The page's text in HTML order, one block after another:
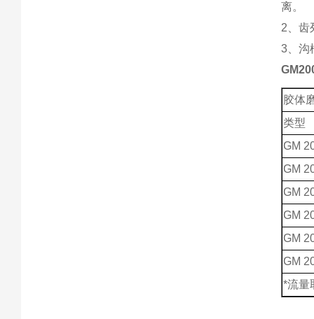
离。
2、齿
3、沟
胶体
类型
GM
GM
GM
GM
GM
GM
*流量